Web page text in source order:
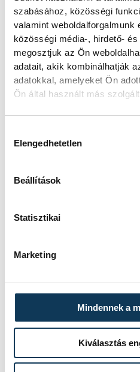
szabásához, közösségi
valamint weboldalforgalmunk
közösségi média-, hirdető-
megosztjuk az Ön
adatait, akik kombinálhatják
adatokkal, amelyeket Ön
Ön által használt más
Elengedhetetlen
Beállítások
Statisztikai
Marketing
Mindennek a
Kiválasztás
A Pannon
sportolói
az elmúlt
Triathlon
versenyzői
SOLAR BOAT